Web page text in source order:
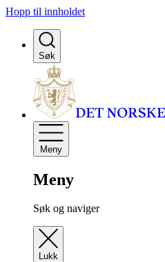
Hopp til innholdet
Søk
Meny
Meny
Søk og naviger
Lukk